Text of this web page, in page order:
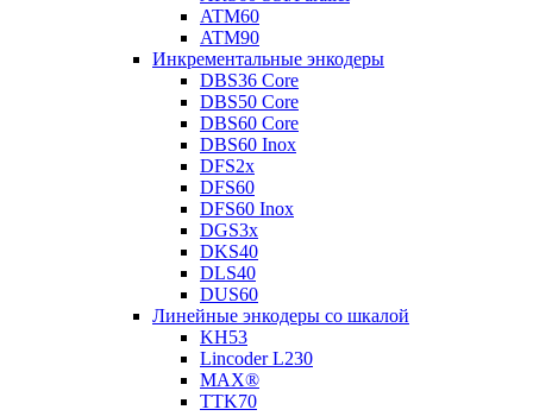
ATM60
ATM90
Инкрементальные энкодеры
DBS36 Core
DBS50 Core
DBS60 Core
DBS60 Inox
DFS2x
DFS60
DFS60 Inox
DGS3x
DKS40
DLS40
DUS60
Линейные энкодеры со шкалой
KH53
Lincoder L230
MAX®
TTK70